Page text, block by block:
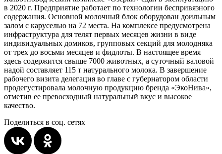
в 2020 г. Предприятие работает по технологии беспривязного
содержания. Основной молочный блок оборудован доильным
залом с каруселью на 72 места. На комплексе предусмотрена
инфраструктура для телят первых месяцев жизни в виде
индивидуальных домиков, групповых секций для молодняка
от трех до восьми месяцев и фидлоты. В настоящее время
здесь содержится свыше 7000 животных, а суточный валовой
надой составляет 115 т натурального молока. В завершение
рабочего визита делегация во главе с губернатором области
продегустировала молочную продукцию бренда «ЭкоНива»,
отметив ее превосходный натуральный вкус и высокое
качество.
Поделиться в соц. сетях